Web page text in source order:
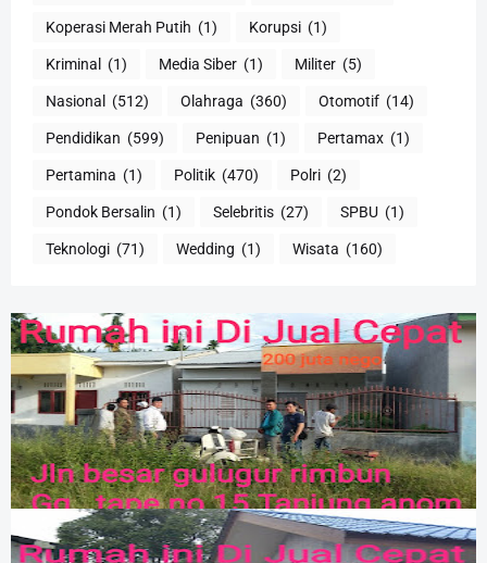
Koperasi Merah Putih (1) Korupsi (1)
Kriminal (1) Media Siber (1) Militer (5)
Nasional (512) Olahraga (360) Otomotif (14)
Pendidikan (599) Penipuan (1) Pertamax (1)
Pertamina (1) Politik (470) Polri (2)
Pondok Bersalin (1) Selebritis (27) SPBU (1)
Teknologi (71) Wedding (1) Wisata (160)